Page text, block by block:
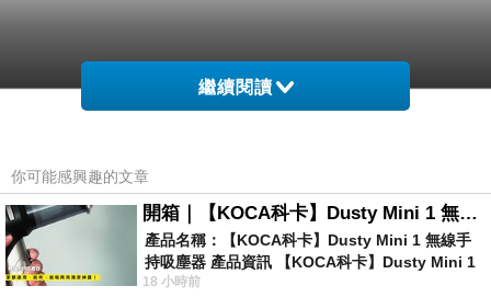
塔等香料調味，美味程度不輸給外面賣的唷！
香嫩鮮甜的牛肉片，搭配米玉筍、甜豆、洋蔥一起熬煮，麻香辛辣的滋
繼續閱讀
你可能感興趣的文章
開箱｜【KOCA科卡】Dusty Mini 1 無線手持吸塵器
產品名稱：【KOCA科卡】Dusty Mini 1 無線手
持吸塵器 產品資訊 【KOCA科卡】Dusty Mini 1
無線手持吸塵器評語： 能吸、能吹兼具兩
18 小時前